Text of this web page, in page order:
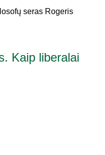
seras Rogeris
Kaip liberalai